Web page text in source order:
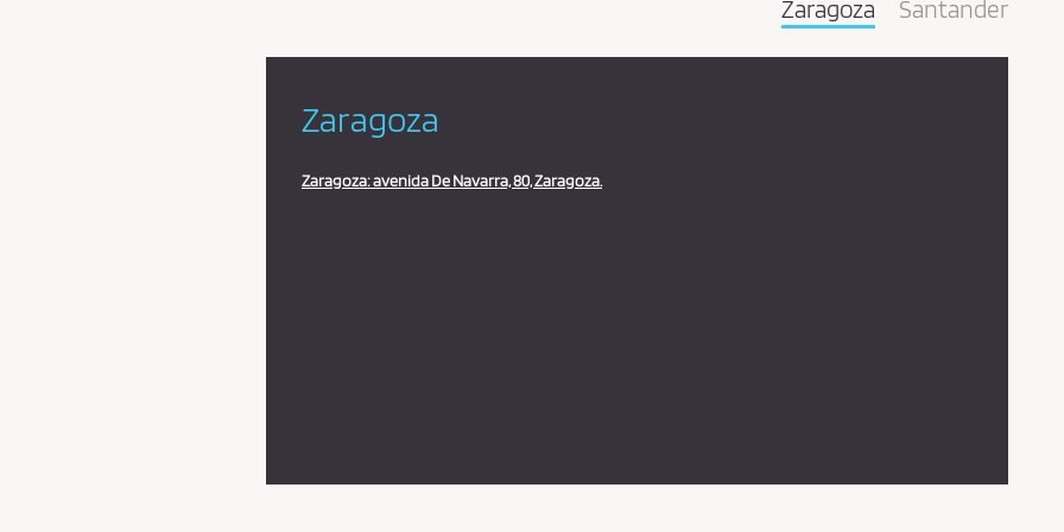
Zaragoza Santander
Zaragoza
Zaragoza: avenida De Navarra, 80, Zaragoza.